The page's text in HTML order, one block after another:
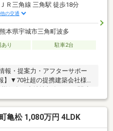
ＪＲ三角線 三角駅 徒歩18分
の交通
熊本県宇城市三角町波多
り
駐車2台
報・提案力・アフターサポー
▼70社超の提携建築会社様モ
様保有の土地情報有り！▼関連
案力】▼住宅ローン金融機関
も把握！▼後悔しないための
の家計の見直し相談も可能！
アドバイス資金贈与（援助）
亀松 1,080万円 4LDK